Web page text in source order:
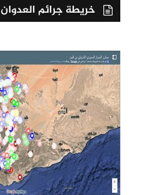
خريطة جرائم العدوان